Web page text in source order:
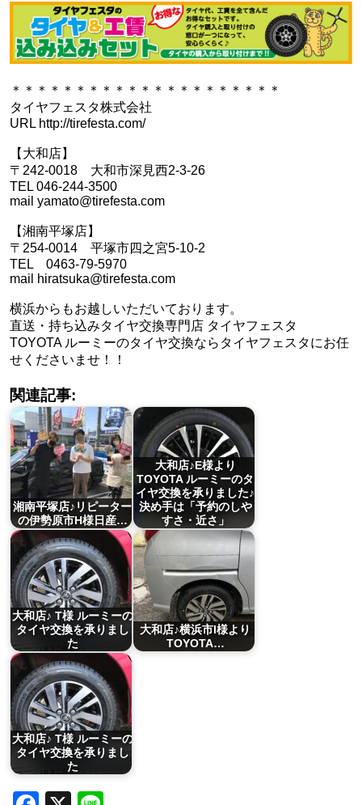
＊＊＊＊＊＊＊＊＊＊＊＊＊＊＊＊＊＊＊＊＊
タイヤフェスタ株式会社
URL http://tirefesta.com/
【大和店】
〒242-0018 大和市深見西2-3-26
TEL 046-244-3500
mail yamato@tirefesta.com
【湘南平塚店】
〒254-0014 平塚市四之宮5-10-2
TEL 0463-79-5970
mail hiratsuka@tirefesta.com
横浜からもお越しいただいております。
直送・持ち込みタイヤ交換専門店 タイヤフェスタ
TOYOTA ルーミーのタイヤ交換ならタイヤフェスタにお任
せくださいませ！！
関連記事:
湘南平塚店♪リピーター
の伊勢原市H様日産…
大和店♪E様より
TOYOTA ルーミーのタ
イヤ交換を承りました♪
決め手は「予約のしや
すさ・近さ」
大和店♪ T様 ルーミーの
タイヤ交換を承りまし
た
大和店♪横浜市I様より
TOYOTA…
大和店♪ T様 ルーミーの
タイヤ交換を承りまし
た